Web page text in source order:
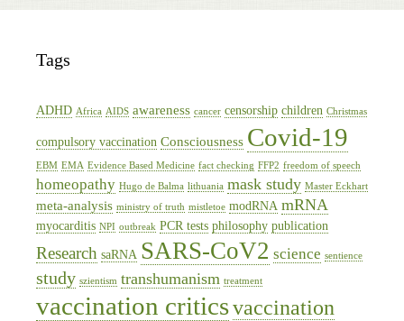
Tags
ADHD Africa AIDS awareness cancer censorship children Christmas
compulsory vaccination Consciousness Covid-19
EBM EMA Evidence Based Medicine fact checking FFP2 freedom of speech
homeopathy Hugo de Balma lithuania mask study Master Eckhart
meta-analysis ministry of truth mistletoe modRNA mRNA
myocarditis NPI outbreak PCR tests philosophy publication
Research saRNA SARS-CoV2 science sentience
study szientism transhumanism treatment
vaccination criticsvaccination